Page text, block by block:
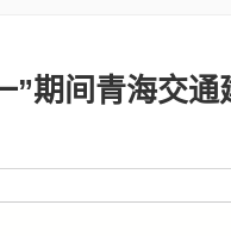
”期间青海交